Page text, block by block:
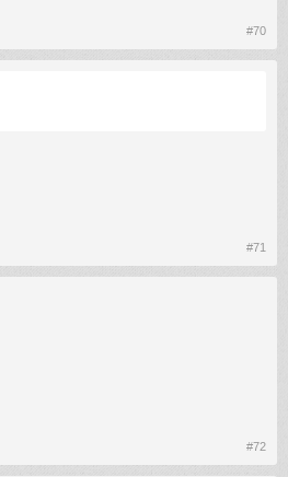
#70
#71
#72